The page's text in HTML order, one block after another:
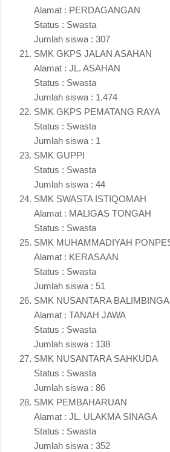
Alamat : PERDAGANGAN
Status : Swasta
Jumlah siswa : 307
SMK GKPS JALAN ASAHAN
Alamat : JL. ASAHAN
Status : Swasta
Jumlah siswa : 1.474
SMK GKPS PEMATANG RAYA
Status : Swasta
Jumlah siswa : 1
SMK GUPPI
Status : Swasta
Jumlah siswa : 44
SMK SWASTA ISTIQOMAH
Alamat : MALIGAS TONGAH
Status : Swasta
SMK MUHAMMADIYAH
Alamat : KERASAAN
Status : Swasta
Jumlah siswa : 51
SMK NUSANTARA
Alamat : TANAH JAWA
Status : Swasta
Jumlah siswa : 138
SMK NUSANTARA SAHKUDA
Status : Swasta
Jumlah siswa : 86
SMK PEMBAHARUAN
Alamat : JL. ULAKMA SINAGA
Status : Swasta
Jumlah siswa : 352